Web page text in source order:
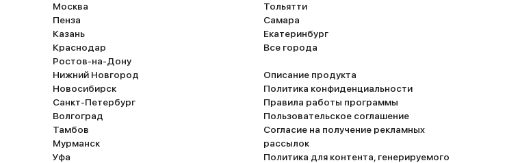
Москва
Пенза
Казань
Краснодар
Ростов-на-Дону
Нижний Новгород
Новосибирск
Санкт-Петербург
Волгоград
Тамбов
Мурманск
Уфа
Тольятти
Самара
Екатеринбург
Все города
Описание продукта
Политика конфиденциальности
Правила работы программы
Пользовательское соглашение
Согласие на получение рекламных
рассылок
Политика для контента, генерируемого